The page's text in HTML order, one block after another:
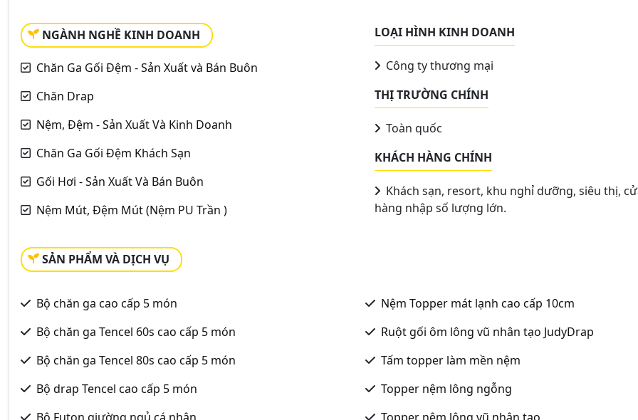
NGÀNH NGHỀ KINH DOANH
Chăn Ga Gối Đệm - Sản Xuất và Bán Buôn
Chăn Drap
Nệm, Đệm - Sản Xuất Và Kinh Doanh
Chăn Ga Gối Đệm Khách Sạn
Gối Hơi - Sản Xuất Và Bán Buôn
Nệm Mút, Đệm Mút (Nệm PU Trần )
LOẠI HÌNH KINH DOANH
Công ty thương mại
THỊ TRƯỜNG CHÍNH
Toàn quốc
KHÁCH HÀNG CHÍNH
Khách sạn, resort, khu nghỉ dưỡng, siêu thị,
hàng nhập số lượng lớn.
SẢN PHẨM VÀ DỊCH VỤ
Bộ chăn ga cao cấp 5 món
Bộ chăn ga Tencel 60s cao cấp 5 món
Bộ chăn ga Tencel 80s cao cấp 5 món
Bộ drap Tencel cao cấp 5 món
Bộ Futon giường ngủ cá nhân
Nệm Topper mát lạnh cao cấp 10cm
Ruột gối ôm lông vũ nhân tạo JudyDrap
Tấm topper làm mền nệm
Topper nệm lông ngỗng
Topper nệm lông vũ nhân tạo